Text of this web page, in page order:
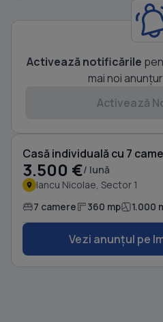
Activează notificările
mai noi
Activează
3.500 €/ lună
Iancu Nicolae, Sector 1
7 camere 360 mp 1.000
Vezi anunțul pe